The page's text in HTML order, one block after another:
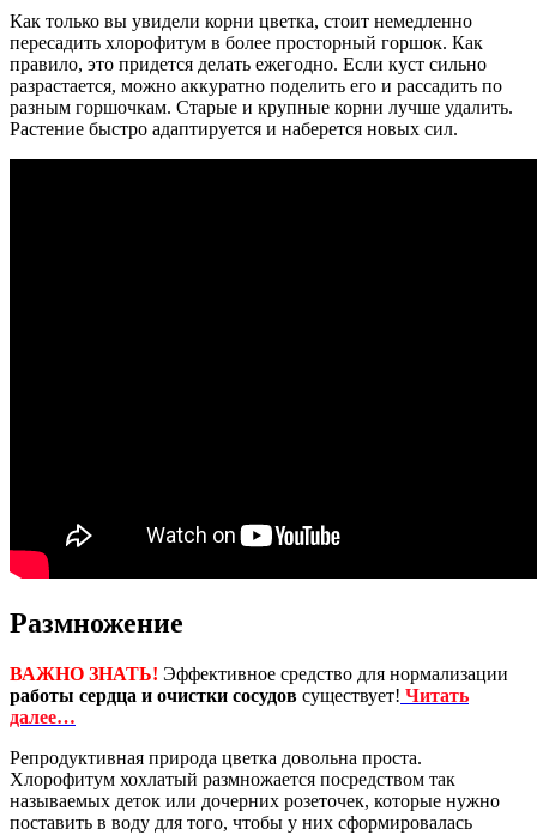
Как только вы увидели корни цветка, стоит немедленно
пересадить хлорофитум в более просторный горшок. Как
правило, это придется делать ежегодно. Если куст сильно
разрастается, можно аккуратно поделить его и рассадить по
разным горшочкам. Старые и крупные корни лучше удалить.
Растение быстро адаптируется и наберется новых сил.
Размножение
ВАЖНО ЗНАТЬ! Эффективное средство для нормализации
работы сердца и очистки сосудов существует! Читать
далее…
Репродуктивная природа цветка довольна проста.
Хлорофитум хохлатый размножается посредством так
называемых деток или дочерних розеточек, которые нужно
поставить в воду для того, чтобы у них сформировалась